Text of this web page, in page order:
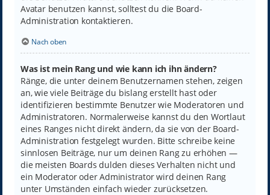
Avatar benutzen kannst, solltest du die Board-
Administration kontaktieren.
Nach oben
Was ist mein Rang und wie kann ich ihn ändern?
Ränge, die unter deinem Benutzernamen stehen, zeigen
an, wie viele Beiträge du bislang erstellt hast oder
identifizieren bestimmte Benutzer wie Moderatoren und
Administratoren. Normalerweise kannst du den Wortlaut
eines Ranges nicht direkt ändern, da sie von der Board-
Administration festgelegt wurden. Bitte schreibe keine
sinnlosen Beiträge, nur um deinen Rang zu erhöhen —
die meisten Boards dulden dieses Verhalten nicht und
ein Moderator oder Administrator wird deinen Rang
unter Umständen einfach wieder zurücksetzen.